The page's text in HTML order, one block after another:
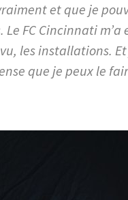
et que je
FC Cincinnati
les installations.
que je peux le